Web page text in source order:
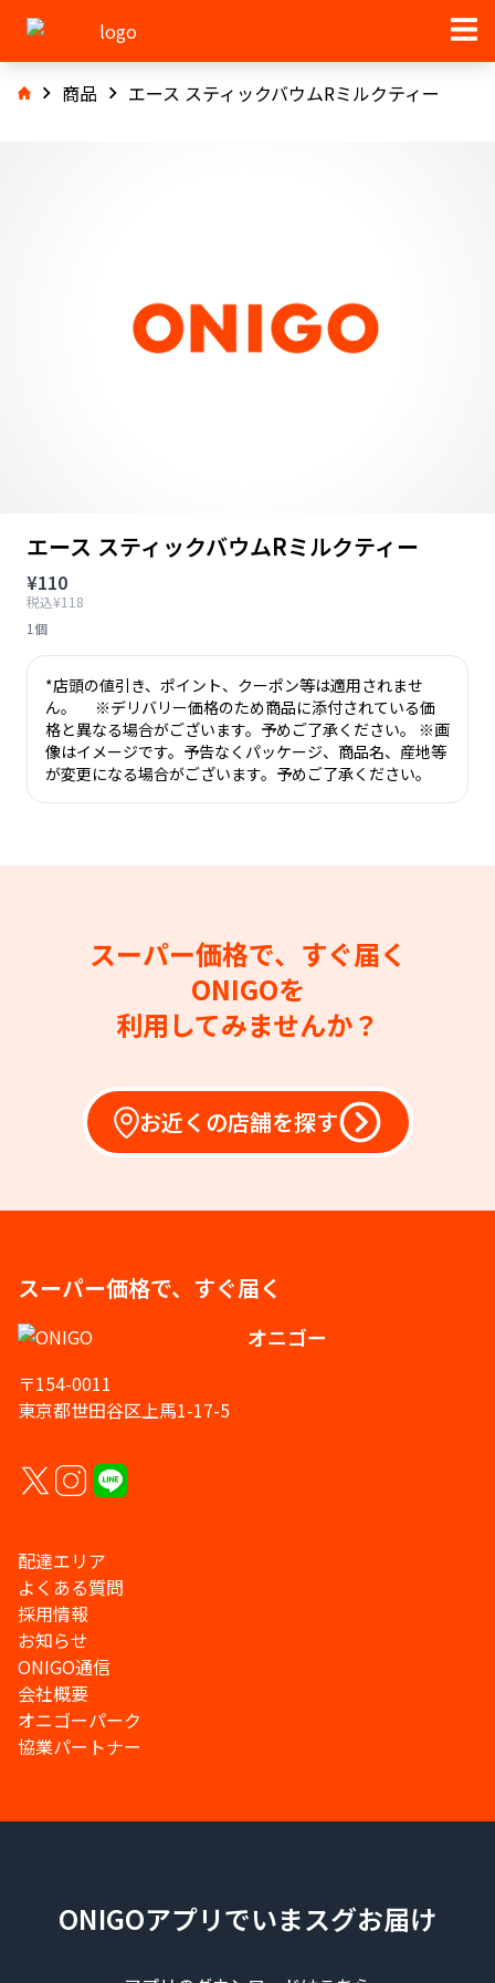
商品 エース スティックバウムRミルクティー
エース スティックバウムRミルクティー
¥110
税込¥118
1個
*店頭の値引き、ポイント、クーポン等は適用されませ
ん。 ※デリバリー価格のため商品に添付されている価
格と異なる場合がございます。予めご了承ください。 ※画
像はイメージです。予告なくパッケージ、商品名、産地等
が変更になる場合がございます。予めご了承ください。
スーパー価格で、すぐ届く
ONIGOを
利用してみませんか？
お近くの店舗を探す
スーパー価格で、すぐ届く
オニゴー
〒154-0011
東京都世田谷区上馬1-17-5
配達エリア
よくある質問
採用情報
お知らせ
ONIGO通信
会社概要
オニゴーパーク
協業パートナー
ONIGOアプリでいまスグお届け